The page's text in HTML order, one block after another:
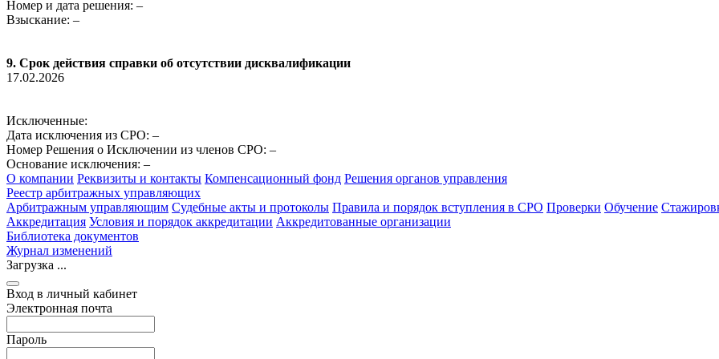
Номер и дата решения: –
Взыскание: –
9. Срок действия справки об отсутствии дисквалификации
17.02.2026
Исключенные:
Дата исключения из СРО: –
Номер Решения о Исключении из членов СРО: –
Основание исключения: –
О компании Реквизиты и контакты Компенсационный фонд Решения органов управления
Реестр арбитражных управляющих
Арбитражным управляющим Судебные акты и протоколы Правила и порядок вступления в СРО Проверки Обучение
Аккредитация Условия и порядок аккредитации Аккредитованные организации
Библиотека документов
Журнал изменений
Загрузка ...
Вход в личный кабинет
Электронная почта
Пароль